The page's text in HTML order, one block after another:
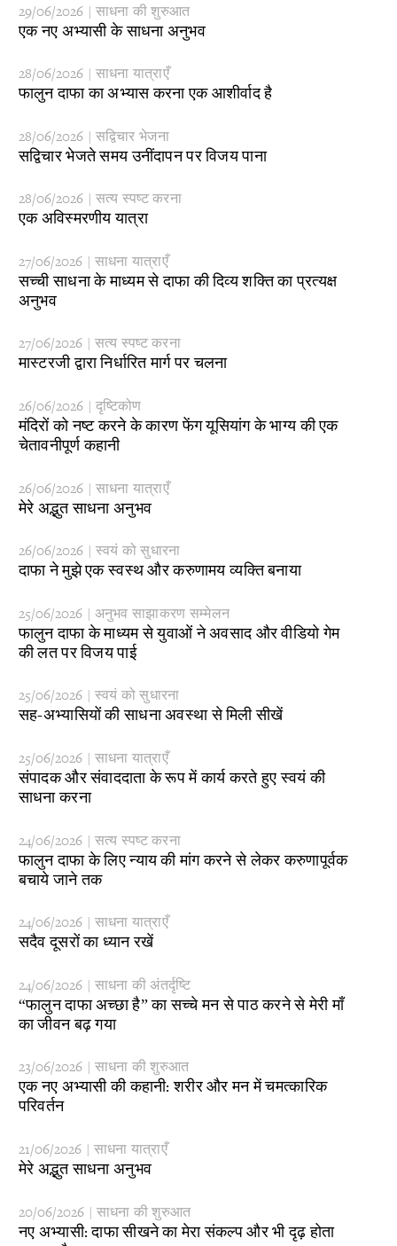
29/06/2026 | साधना की शुरुआत
​एक नए अभ्यासी के साधना अनुभव
28/06/2026 | साधना यात्राएँ
​फालुन दाफा का अभ्यास करना एक आशीर्वाद है
28/06/2026 | सद्विचार भेजना
​सद्विचार भेजते समय उनींदापन पर विजय पाना
28/06/2026 | सत्य स्पष्ट करना
​एक अविस्मरणीय यात्रा
27/06/2026 | साधना यात्राएँ
​सच्ची साधना के माध्यम से दाफा की दिव्य शक्ति का प्रत्यक्ष
अनुभव
27/06/2026 | सत्य स्पष्ट करना
​मास्टरजी द्वारा निर्धारित मार्ग पर चलना
26/06/2026 | दृष्टिकोण
​मंदिरों को नष्ट करने के कारण फेंग यूसियांग के भाग्य की एक
चेतावनीपूर्ण कहानी
26/06/2026 | साधना यात्राएँ
​मेरे अद्भुत साधना अनुभव
26/06/2026 | स्वयं को सुधारना
​दाफा ने मुझे एक स्वस्थ और करुणामय व्यक्ति बनाया
25/06/2026 | अनुभव साझाकरण सम्मेलन
फालुन दाफा के माध्यम से युवाओं ने अवसाद और वीडियो गेम
की लत पर विजय पाई
25/06/2026 | स्वयं को सुधारना
सह-अभ्यासियों की साधना अवस्था से मिली सीखें
25/06/2026 | साधना यात्राएँ
​संपादक और संवाददाता के रूप में कार्य करते हुए स्वयं की
साधना करना
24/06/2026 | सत्य स्पष्ट करना
​फालुन दाफा के लिए न्याय की मांग करने से लेकर करुणापूर्वक
बचाये जाने तक
24/06/2026 | साधना यात्राएँ
​सदैव दूसरों का ध्यान रखें
24/06/2026 | साधना की अंतर्दृष्टि
​“फालुन दाफा अच्छा है” का सच्चे मन से पाठ करने से मेरी माँ
का जीवन बढ़ गया
23/06/2026 | साधना की शुरुआत
​एक नए अभ्यासी की कहानी: शरीर और मन में चमत्कारिक
परिवर्तन
21/06/2026 | साधना यात्राएँ
​मेरे अद्भुत साधना अनुभव
20/06/2026 | साधना की शुरुआत
​नए अभ्यासी: दाफा सीखने का मेरा संकल्प और भी दृढ़ होता